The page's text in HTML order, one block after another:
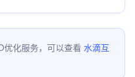
优化服务，可以查看 水滴互